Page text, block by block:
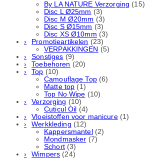
By LA NATURE Verzorging (15)
Disc L Ø25mm (3)
Disc M Ø20mm (3)
Disc S Ø15mm (3)
Disc XS Ø10mm (3)
Promotieartikelen (23)
VERPAKKINGEN (5)
Sonstiges (9)
Toebehoren (20)
Top (10)
Camouflage Top (6)
Matte top (1)
Top No Wipe (10)
Verzorging (10)
Cuticul Oil (4)
Vloeistoffen voor manicure (1)
Werkkleding (12)
Kappersmantel (2)
Mondmasker (7)
Schort (3)
Wimpers (24)